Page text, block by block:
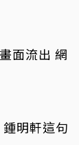
面流出 網
明軒這句